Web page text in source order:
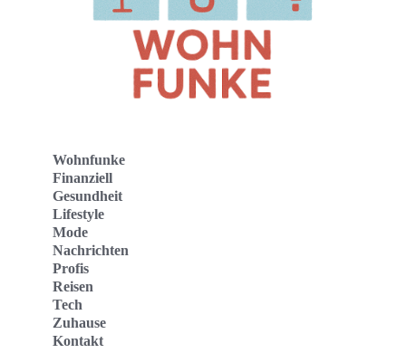
Wohnfunke
Finanziell
Gesundheit
Lifestyle
Mode
Nachrichten
Profis
Reisen
Tech
Zuhause
Kontakt